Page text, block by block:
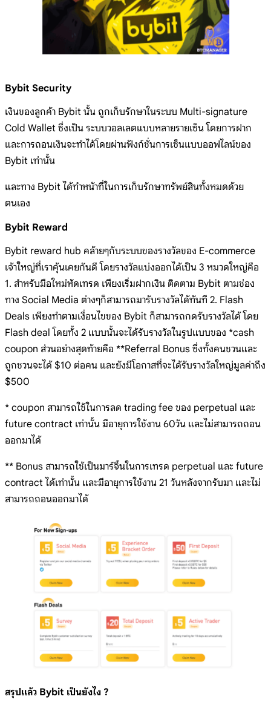
Bybit Security
เงินของลูกค้า Bybit นั้น ถูกเก็บรักษาในระบบ Multi-signature
Cold Wallet ซึ่งเป็น ระบบวอลเลตแบบหลายรายเซ็น โดยการฝาก
และการถอนเงินจะทำได้โดยผ่านฟังก์ชั่นการเซ็นแบบออฟไลน์ของ
Bybit เท่านั้น
และทาง Bybit ได้ทำหน้าที่ในการเก็บรักษาทรัพย์สินทั้งหมดด้วย
ตนเอง
Bybit Reward
Bybit reward hub คล้ายๆกับระบบของรางวัลของ E-commerce
เจ้าใหญ่ที่เราคุ้นเคยกันดี โดยรางวัลแบ่งออกได้เป็น 3 หมวดใหญ่คือ
1. สำหรับมือใหม่หัดเทรด เพียงเริ่มฝากเงิน ติดตาม Bybit ตามช่อง
ทาง Social Media ต่างๆก็สามารถมารับรางวัลได้ทันที 2. Flash
Deals เพียงทำตามเงื่อนไขของ Bybit ก็สามารถกดรับรางวัลได้ โดย
Flash deal โดยทั้ง 2 แบบนั้นจะได้รับรางวัลในรูปแบบของ *cash
coupon ส่วนอย่างสุดท้ายคือ **Referral Bonus ซึ่งทั้งคนชวนและ
ถูกชวนจะได้ $10 ต่อคน และยังมีโอกาสที่จะได้รับรางวัลใหญ่มูลค่าถึง
$500
* coupon สามารถใช้ในการลด trading fee ของ perpetual และ
future contract เท่านั้น มีอายุการใช้งาน 60วัน และไม่สามารถถอน
ออกมาได้
** Bonus สามารถใช้เป็นมาร์จิ้นในการเทรด perpetual และ future
contract ได้เท่านั้น และมีอายุการใช้งาน 21 วันหลังจากรับมา และไม่
สามารถถอนออกมาได้
สรุปแล้ว Bybit เป็นยังไง ?